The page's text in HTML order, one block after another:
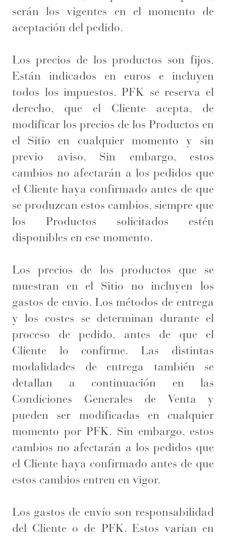
serán los vigentes en el momento de
aceptación del pedido.
Los precios de los productos son fijos.
Están indicados en euros e incluyen
todos los impuestos. PFK se reserva el
derecho, que el Cliente acepta, de
modificar los precios de los Productos en
el Sitio en cualquier momento y sin
previo aviso. Sin embargo, estos
cambios no afectarán a los pedidos que
el Cliente haya confirmado antes de que
se produzcan estos cambios, siempre que
los Productos solicitados estén
disponibles en ese momento.
Los precios de los productos que se
muestran en el Sitio no incluyen los
gastos de envío. Los métodos de entrega
y los costes se determinan durante el
proceso de pedido, antes de que el
Cliente lo confirme. Las distintas
modalidades de entrega también se
detallan a continuación en las
Condiciones Generales de Venta y
pueden ser modificadas en cualquier
momento por PFK. Sin embargo, estos
cambios no afectarán a los pedidos que
el Cliente haya confirmado antes de que
estos cambios entren en vigor.
Los gastos de envío son responsabilidad
del Cliente o de PFK. Estos varían en